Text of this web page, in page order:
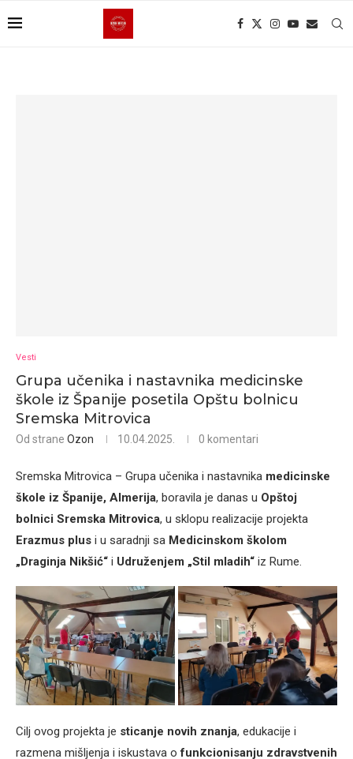
Vesti
Grupa učenika i nastavnika medicinske
škole iz Španije posetila Opštu bolnicu
Sremska Mitrovica
Od strane Ozon 10.04.2025. 0 komentari
Sremska Mitrovica – Grupa učenika i nastavnika medicinske
škole iz Španije, Almerija, boravila je danas u Opštoj
bolnici Sremska Mitrovica, u sklopu realizacije projekta
Erazmus plus i u saradnji sa Medicinskom školom
„Draginja Nikšić“ i Udruženjem „Stil mladih“ iz Rume.
Cilj ovog projekta je sticanje novih znanja, edukacije i
razmena mišljenja i iskustava ofunkcionisanju zdravstvenih